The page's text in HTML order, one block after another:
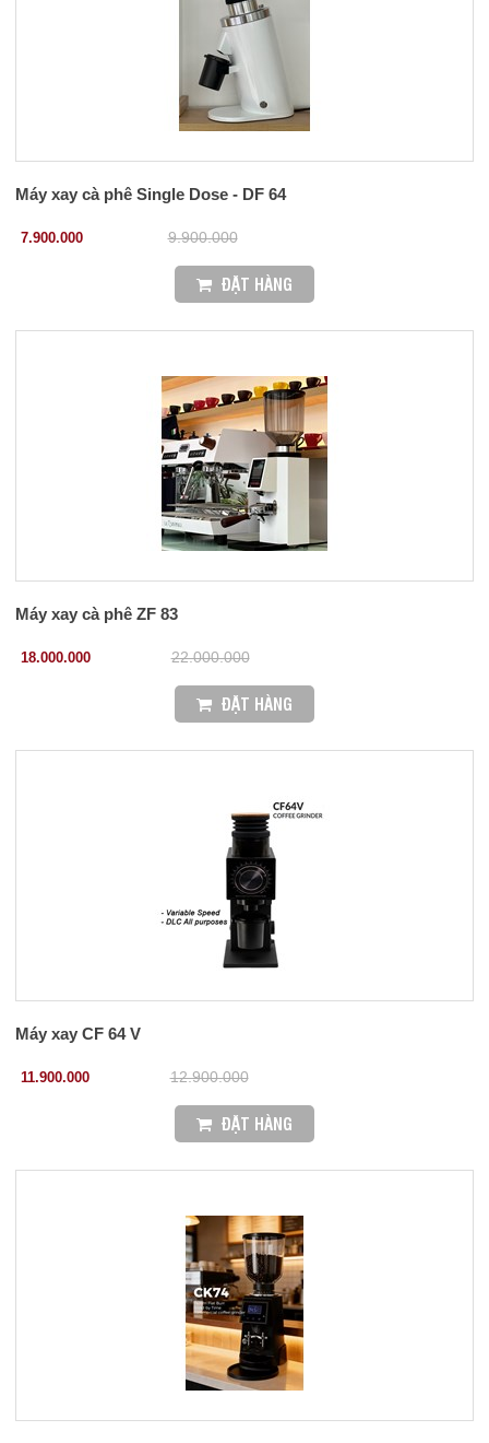
Máy xay cà phê Single Dose - DF 64
7.900.000 9.900.000
ĐẶT HÀNG
Máy xay cà phê ZF 83
18.000.000 22.000.000
ĐẶT HÀNG
Máy xay CF 64 V
11.900.000 12.900.000
ĐẶT HÀNG